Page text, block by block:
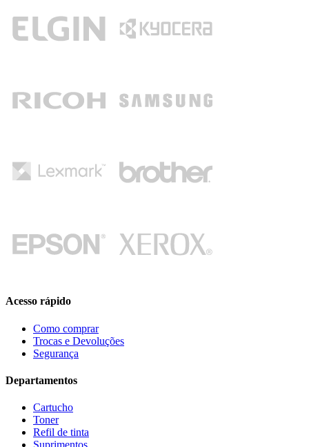
Acesso rápido
Como comprar
Trocas e Devoluções
Segurança
Departamentos
Cartucho
Toner
Refil de tinta
Suprimentos